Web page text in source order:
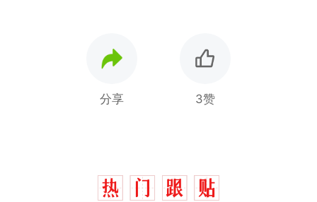
分享 3赞